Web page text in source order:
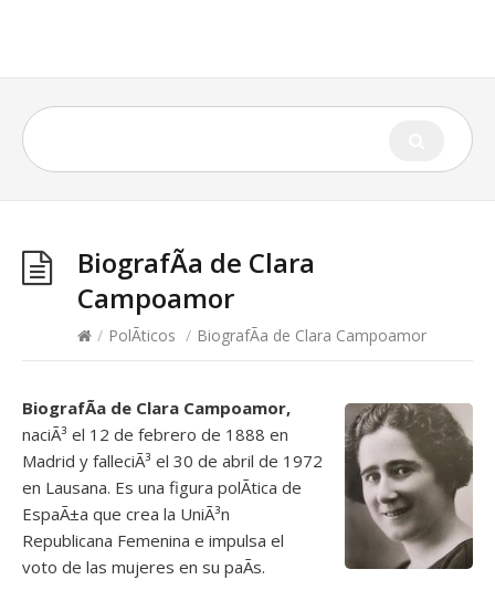
BiografÃ­a de Clara
Campoamor
/ PolÃ­ticos / BiografÃ­a de Clara Campoamor
BiografÃ­a de Clara Campoamor,
naciÃ³ el 12 de febrero de 1888 en
Madrid y falleciÃ³ el 30 de abril de 1972
en Lausana. Es una figura polÃ­tica de
EspaÃ±a que crea la UniÃ³n
Republicana Femenina e impulsa el
voto de las mujeres en su paÃ­s.